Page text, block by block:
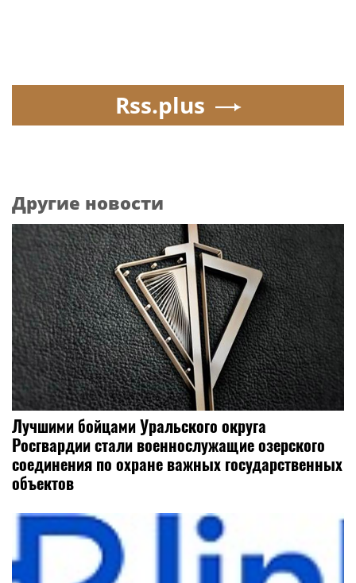
Rss.plus
Другие новости
Лучшими бойцами Уральского округа
Росгвардии стали военнослужащие озерского
соединения по охране важных государственных
объектов